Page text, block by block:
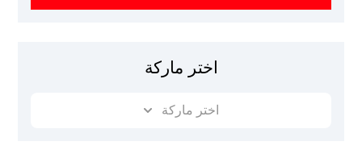
اختر ماركة
اختر ماركة